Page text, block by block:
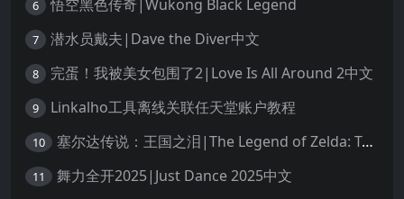
6 悟空黑色传奇|Wukong Black Legend
7 潜水员戴夫|Dave the Diver中文
8 完蛋！我被美女包围了2|Love Is All Around 2中文
9 Linkalho工具离线关联任天堂账户教程
10 塞尔达传说：王国之泪|The Legend of Zelda: Tears of the Kingdom中文
11 舞力全开2025|Just Dance 2025中文